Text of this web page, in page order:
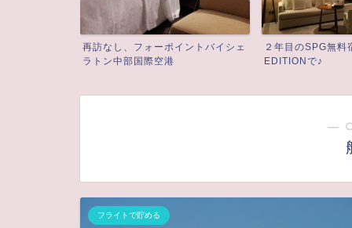
２年目のSPG無料宿泊は上海
EDITIONで♪
機内にWifi 忘れま
かったときのＪＡ
―
フライトで貯める